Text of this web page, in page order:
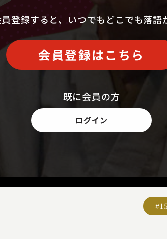
登録すると、いつでもどこでも落語
会員登録はこちら
既に会員の方
ログイン